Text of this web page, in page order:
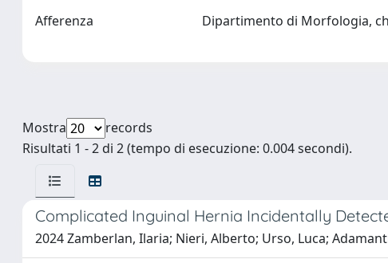
Afferenza Dipartimento di Morfologia,
Mostra
records
Risultati 1 - 2 di 2 (tempo di esecuzione: 0.004 secondi).
Complicated Inguinal Hernia Incidentally
2024 Zamberlan, Ilaria; Nieri, Alberto; Urso, Luca;